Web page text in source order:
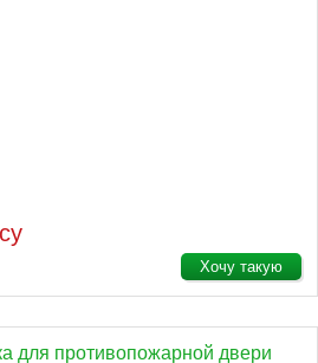
Хочу такую
для противопожарной двери